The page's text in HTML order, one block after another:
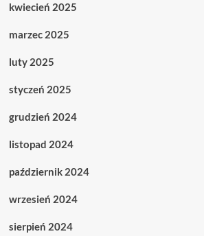
kwiecień 2025
marzec 2025
luty 2025
styczeń 2025
grudzień 2024
listopad 2024
październik 2024
wrzesień 2024
sierpień 2024